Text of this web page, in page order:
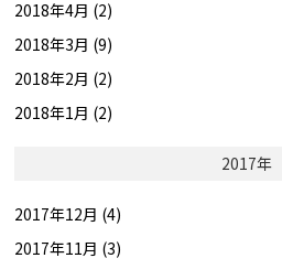
2018年4月 (2)
2018年3月 (9)
2018年2月 (2)
2018年1月 (2)
2017年
2017年12月 (4)
2017年11月 (3)